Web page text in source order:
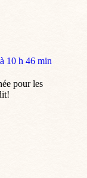
10 h 46 min
pour les